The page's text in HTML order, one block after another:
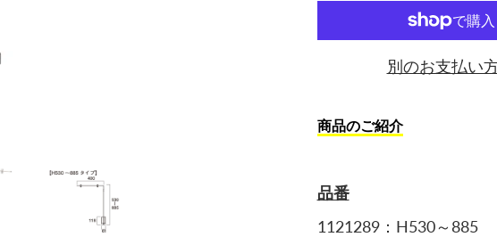
別のお支払い
商品のご紹介
品番
1121289：H530～885